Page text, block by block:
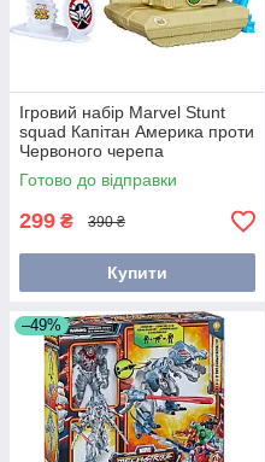
E2343AS01
Фігурка улюбленого
в цей світ коміксів.
завдяки
Ігровий набір Marvel Stunt
squad Капітан Америка проти
Червоного черепа
(F6895/F7064)
Готово до відправки
299 ₴ 390 ₴
Купити
–49%